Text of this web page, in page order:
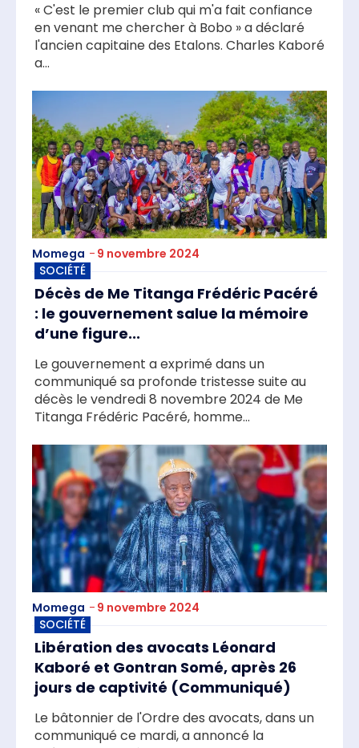
« C'est le premier club qui m'a fait confiance
en venant me chercher à Bobo » a déclaré
l'ancien capitaine des Etalons. Charles Kaboré
a...
Momega - 9 novembre 2024
SOCIÉTÉ
Décès de Me Titanga Frédéric Pacéré
: le gouvernement salue la mémoire
d’une figure...
Le gouvernement a exprimé dans un
communiqué sa profonde tristesse suite au
décès le vendredi 8 novembre 2024 de Me
Titanga Frédéric Pacéré, homme...
Momega - 9 novembre 2024
SOCIÉTÉ
Libération des avocats Léonard
Kaboré et Gontran Somé, après 26
jours de captivité (Communiqué)
Le bâtonnier de l'Ordre des avocats, dans un
communiqué ce mardi, a annoncé la